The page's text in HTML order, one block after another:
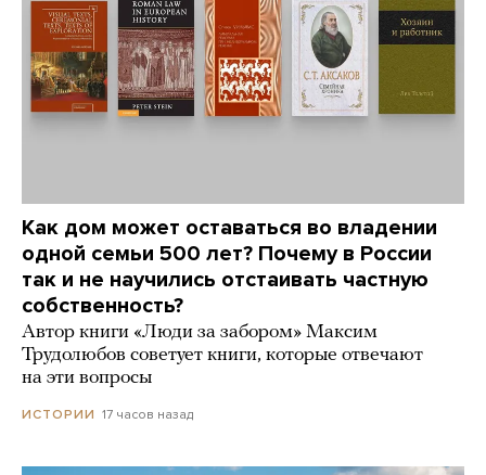
Как дом может оставаться во владении
одной семьи 500 лет? Почему в России
так и не научились отстаивать частную
собственность?
Автор книги «Люди за забором» Максим
Трудолюбов советует книги, которые отвечают
на эти вопросы
ИСТОРИИ 17 часов назад